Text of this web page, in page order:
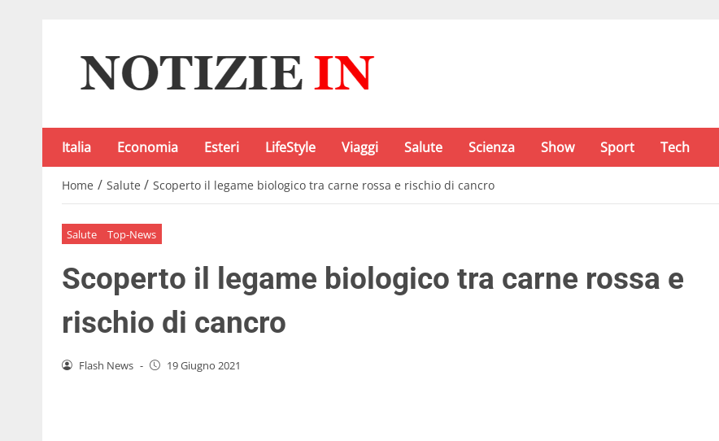
Italia Economia Esteri LifeStyle Viaggi Salute Scienza Show Sport Tech
Home / Salute / Scoperto il legame biologico tra carne rossa e rischio di cancro
Salute Top-News
Scoperto il legame biologico tra carne rossa e
rischio di cancro
Flash News - 19 Giugno 2021